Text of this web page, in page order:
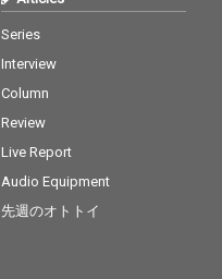
Series
Interview
Column
Review
Live Report
Audio Equipment
先週のオトトイ